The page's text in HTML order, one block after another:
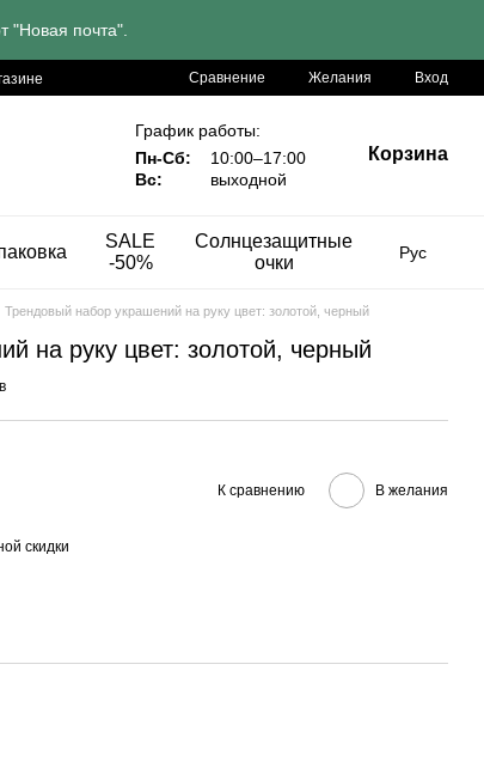
"Новая почта".
Сравнение Желания Вход
График работы:
Пн-Сб:
10:00–17:00
Вс:
выходной
Корзина
SALE
-50%
Солнцезащитные
очки
Рус
Трендовый набор украшений на руку цвет: золотой, черный
на руку цвет: золотой, черный
К сравнению В желания
скидки